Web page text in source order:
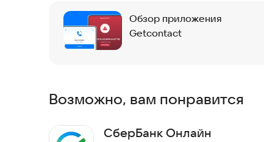
Обзор приложения
Getcontact
Возможно, вам понравится
СберБанк Онлайн